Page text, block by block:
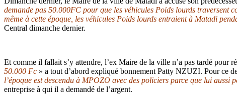
demande pas 50.000FC pour que les véhicules Poids lourds traversent
même à cette époque, les véhicules Poids lourds entraient à Matadi
Central dimanche dernier.
Et comme il fallait s’y attendre, l’ex Maire de la ville n’a pas tardé pour
50.000 Fc » a tout d’abord expliqué bonnement Patty NZUZI. Pour ce
l’époque est descendu à MPOZO avec des policiers parce que lui aussi
entreprise à qui il a demandé de l’argent.